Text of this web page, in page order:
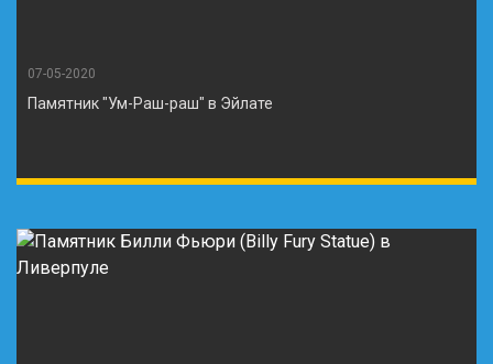
07-05-2020
Памятник "Ум-Раш-раш" в Эйлате